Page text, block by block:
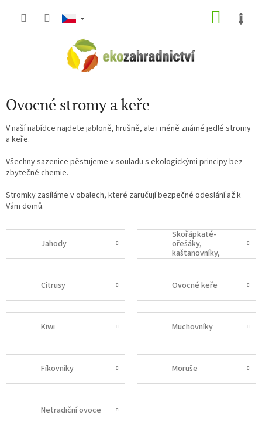
Ovocné stromy a keře
V naší nabídce najdete jabloně, hrušně, ale i méně známé jedlé stromy
a keře.
Všechny sazenice pěstujeme v souladu s ekologickými principy bez
zbytečné chemie.
Stromky zasíláme v obalech, které zaručují bezpečné odeslání až k
Vám domů.
Jahody
Skořápkaté-
ořešáky,
kaštanovníky,
mandloně, lísky
Citrusy
Ovocné keře
Kiwi Muchovníky
Fíkovníky Moruše
Netradiční ovoce